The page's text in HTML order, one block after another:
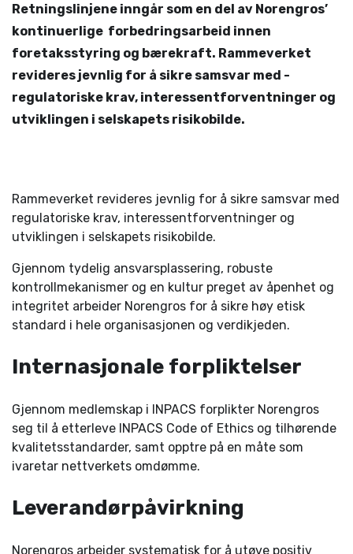
Retningslinjene inngår som en del av Norengros’
kontinuerlige ­ forbedringsarbeid innen
foretaksstyring og bærekraft. Rammeverket
revideres jevnlig for å sikre samsvar med ­
regulatoriske krav, interessentforventninger og
utviklingen i ­selskapets risikobilde.
Rammeverket revideres jevnlig for å sikre samsvar med
­regulatoriske krav, interessentforventninger og
utviklingen i ­selskapets risikobilde.
Gjennom tydelig ansvarsplassering, robuste
kontrollmekanismer og en kultur preget av åpenhet og
integritet arbeider Norengros for å sikre høy etisk
standard i hele organisasjonen og verdikjeden.
Internasjonale forpliktelser
Gjennom medlemskap i INPACS forplikter Norengros
seg til å ­etterleve INPACS Code of Ethics og tilhørende
kvalitetsstandarder, samt opptre på en måte som
ivaretar nettverkets omdømme.
Leverandørpåvirkning
Norengros arbeider systematisk for å utøve positiv